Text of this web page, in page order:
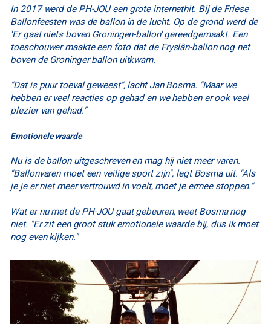
In 2017 werd de PH-JOU een grote internethit. Bij de Friese
Ballonfeesten was de ballon in de lucht. Op de grond werd de
'Er gaat niets boven Groningen-ballon' gereedgemaakt. Een
toeschouwer maakte een foto dat de Fryslân-ballon nog net
boven de Groninger ballon uitkwam.
"Dat is puur toeval geweest", lacht Jan Bosma. "Maar we
hebben er veel reacties op gehad en we hebben er ook veel
plezier van gehad."
Emotionele waarde
Nu is de ballon uitgeschreven en mag hij niet meer varen.
"Ballonvaren moet een veilige sport zijn", legt Bosma uit. "Als
je je er niet meer vertrouwd in voelt, moet je ermee stoppen."
Wat er nu met de PH-JOU gaat gebeuren, weet Bosma nog
niet. "Er zit een groot stuk emotionele waarde bij, dus ik moet
nog even kijken."